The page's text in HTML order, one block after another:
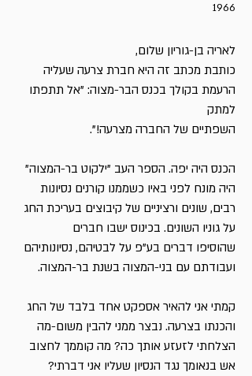
1966
לאריה בן-גוריון שלום,
כותבת מכתב זה היא חברת צרעה שעליה
הרעמת בקולך בכנס הבר-מצוה: "אל תתפתו
למתק
השפתיים של החברה מצרעה!".
הכנס היה יפה. הספר העב "ילקוט בר-המצוה"
היה מונח לפני באיו כשממנו קורנים נסיונות
רבים, שונים ורציניים של קיבוצים בעריכת החג
על גוניו השונים. בכינוס ישבו חברים
שהוסיפו דברים בע"פ על לבטיהם, נסיונותיהם
ועבודתם עם בני-המצוה בשנת בר-המצוה.
קמתי אני להאיר אספקט אחד בלבד של החג
והכנתו בצרעה. נבצר ממני להבין משום-מה
הצלחתי לזעזע אותך כה? מה קוממך לחצוב
אש בנאומך נגד הנסיון שעליו אני דברתי?